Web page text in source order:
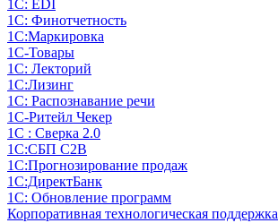
1С: EDI
1С: Финотчетность
1С:Маркировка
1С-Товары
1С: Лекторий
1С:Лизинг
1С: Распознавание речи
1C-Ритейл Чекер
1С : Сверка 2.0
1С:СБП C2B
1С:Прогнозирование продаж
1С:ДиректБанк
1С: Обновление программ
Корпоративная технологическая поддержка